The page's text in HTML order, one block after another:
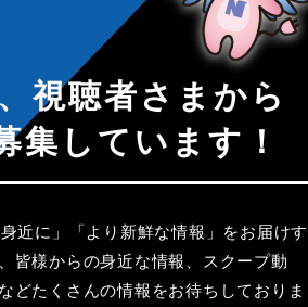
集しています！
近に」「より新鮮な情報」をお届けす
皆様からの身近な情報、スクープ動
どたくさんの情報をお待ちしておりま